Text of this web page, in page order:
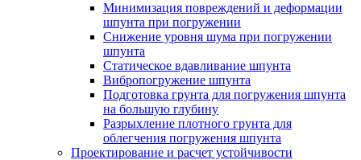
Минимизация повреждений и деформации
шпунта при погружении
Снижение уровня шума при погружении
шпунта
Статическое вдавливание шпунта
Вибропогружение шпунта
Подготовка грунта для погружения шпунта
на большую глубину
Разрыхление плотного грунта для
облегчения погружения шпунта
Проектирование и расчет устойчивости